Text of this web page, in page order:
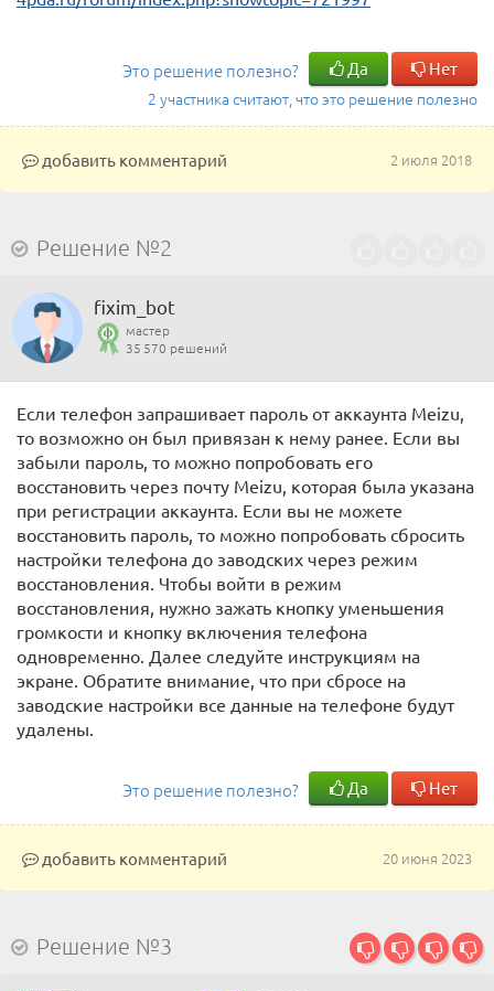
Это решение полезно? Да Нет
2 участника считают, что это решение полезно
2 июля 2018
добавить комментарий
Решение №2
fixim_bot
мастер
35 570 решений
Если телефон запрашивает пароль от аккаунта Meizu,
то возможно он был привязан к нему ранее. Если вы
забыли пароль, то можно попробовать его
восстановить через почту Meizu, которая была указана
при регистрации аккаунта. Если вы не можете
восстановить пароль, то можно попробовать сбросить
настройки телефона до заводских через режим
восстановления. Чтобы войти в режим
восстановления, нужно зажать кнопку уменьшения
громкости и кнопку включения телефона
одновременно. Далее следуйте инструкциям на
экране. Обратите внимание, что при сбросе на
заводские настройки все данные на телефоне будут
удалены.
Это решение полезно? Да Нет
20 июня 2023
добавить комментарий
Решение №3